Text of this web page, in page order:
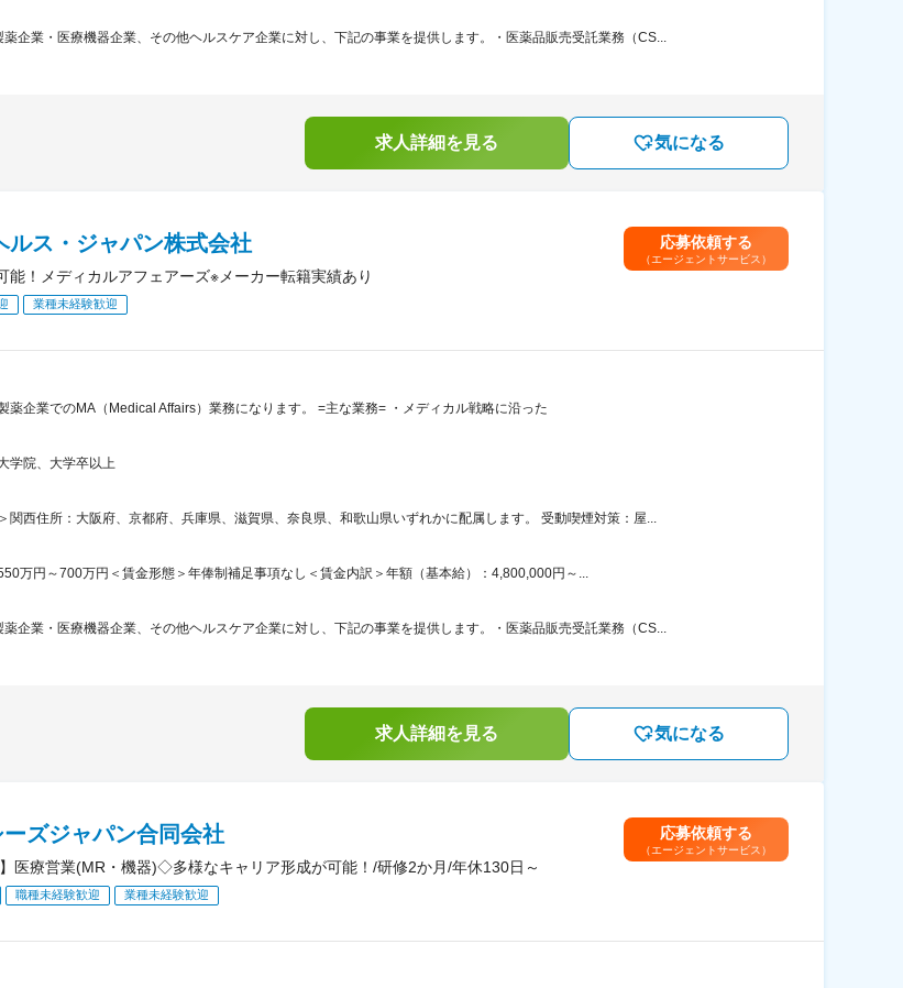
企業・医療機器企業、その他ヘルスケア企業に対し、下記の事業を提供します。・医薬品販売受託業務（CS...
求人詳細を見る 気になる
ルス・ジャパン株式会社
能！メディカルアフェアーズ※メーカー転籍実績あり
業種未経験歓迎
応募依頼する
（エージェントサービス）
薬企業でのMA（Medical Affairs）業務になります。 =主な業務= ・メディカル戦略に沿った
学院、大学卒以上
関西住所：大阪府、京都府、兵庫県、滋賀県、奈良県、和歌山県いずれかに配属します。 受動喫煙対策：屋...
万円～700万円＜賃金形態＞年俸制補足事項なし＜賃金内訳＞年額（基本給）：4,800,000円～...
企業・医療機器企業、その他ヘルスケア企業に対し、下記の事業を提供します。・医薬品販売受託業務（CS...
求人詳細を見る 気になる
ズジャパン合同会社
】医療営業(MR・機器)◇多様なキャリア形成が可能！/研修2か月/年休130日～
職種未経験歓迎 業種未経験歓迎
応募依頼する
（エージェントサービス）